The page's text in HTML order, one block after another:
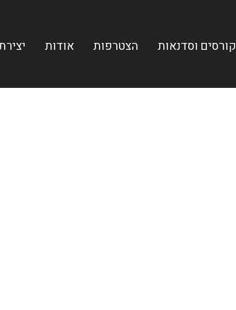
אודות הצטרפות קורסים וסדנאות